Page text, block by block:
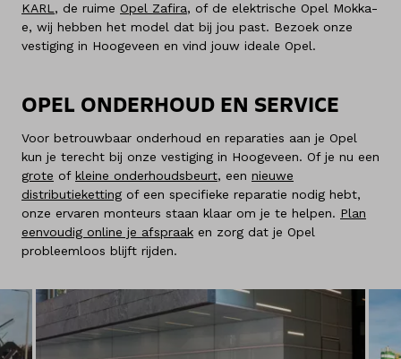
KARL , de ruime Opel Zafira, of de elektrische Opel Mokka-
e, wij hebben het model dat bij jou past. Bezoek onze
vestiging in Hoogeveen en vind jouw ideale Opel.
OPEL ONDERHOUD EN SERVICE
Voor betrouwbaar onderhoud en reparaties aan je Opel
kun je terecht bij onze vestiging in Hoogeveen. Of je nu een
grote of kleine onderhoudsbeurt, een nieuwe
distributieketting of een specifieke reparatie nodig hebt,
onze ervaren monteurs staan klaar om je te helpen. Plan
eenvoudig online je afspraak en zorg dat je Opel
probleemloos blijft rijden.